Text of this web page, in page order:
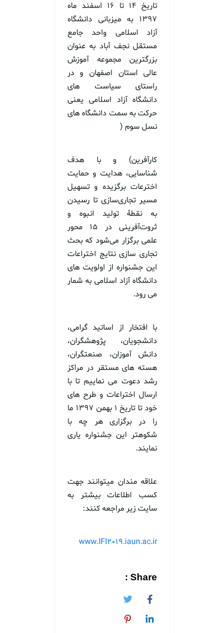
تاریخ 14 تا 16 اسفند ماه
1397 به میزبانی دانشگاه
آزاد اسلامی واحد جامع
مستقل نجف آباد به عنوان
بزرگترین مجموعه آموزش
عالی استان اصفهان و در
راستای سیاست های
دانشگاه آزاد اسلامی یعنی
حرکت به سمت دانشگاه های
نسل سوم (
کارآفرین) و با هدف
شناسایی، هدایت و حمایت
اخترعات برگزیده و تسهیل
مسیر تجاری‌سازی تا رسیدن
به نقطۀ تولید انبوه و
ثروت‌آفرینی در 15 محور
علمی برگزار می‌شود که بحث
تجاری سازی نتایج اختراعات
این جشنواره از اولویت های
دانشگاه آزاد اسلامی به شمار
می رود.
با افتخار از اساتید گرامی،
دانشجویان، پژوهشگران،
دانش آموزان، صنعتگران،
هسته های مستقر در مراکز
رشد دعوت می نماییم تا با
ارسال اختراعات و طرح های
خود تا تاریخ 1 بهمن 1397 ما
را در برگزاری هر چه با
شکوهتر این جشنواره یاری
نمایند.
علاقه مندان میتوانند جهت
کسب اطلاعات بیشتر به
سایت زیر مراجعه کنند:
www.IFI2019.iaun.ac.ir
Share :